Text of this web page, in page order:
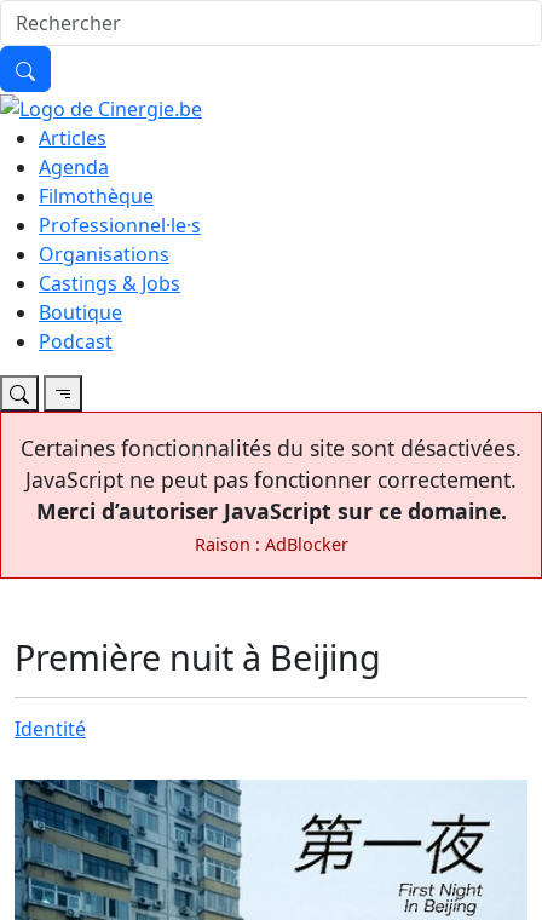
Articles
Agenda
Filmothèque
Professionnel·le·s
Organisations
Castings & Jobs
Boutique
Podcast
Certaines fonctionnalités du site sont désactivées.
JavaScript ne peut pas fonctionner correctement.
Merci d’autoriser JavaScript sur ce domaine.
Raison : AdBlocker
Première nuit à Beijing
Identité